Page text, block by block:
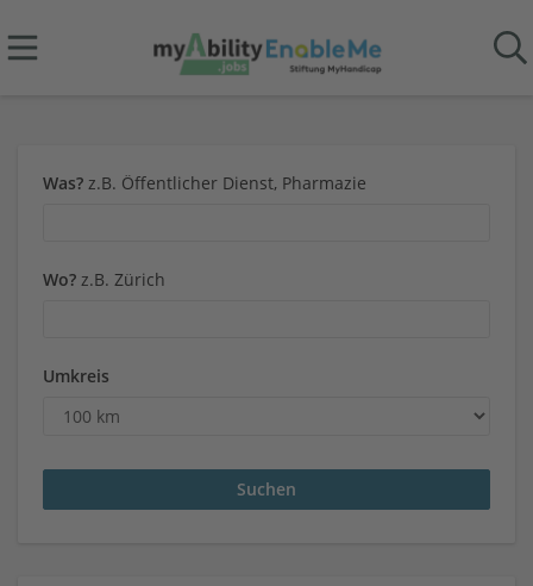
Was? z.B. Öffentlicher Dienst, Pharmazie
Wo? z.B. Zürich
Umkreis